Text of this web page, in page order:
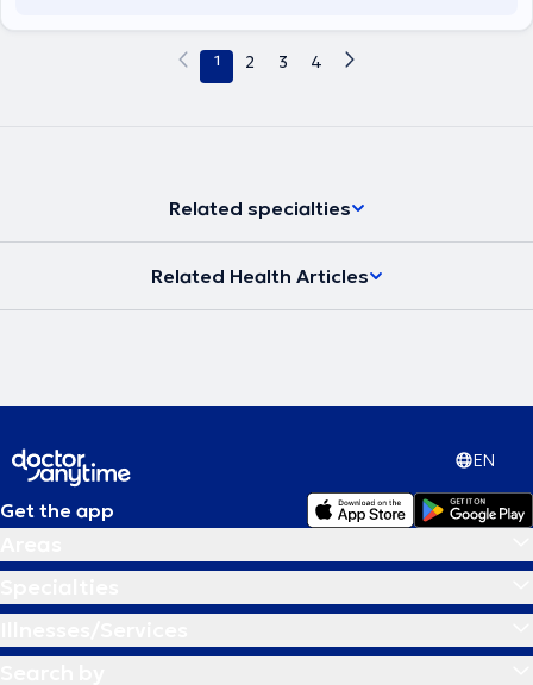
1 2 3 4
Related specialties
Related Health Articles
EN
Get the app